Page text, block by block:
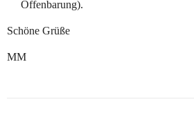
Offenbarung).
Schöne Grüße
MM